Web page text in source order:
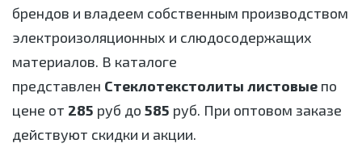
брендов и владеем собственным производством
электроизоляционных и слюдосодержащих
материалов. В каталоге
представлен Стеклотекстолиты листовые по
цене от 285 руб до 585 руб. При оптовом заказе
действуют скидки и акции.